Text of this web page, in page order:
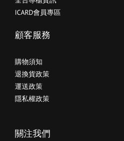
ICARD會員專區
顧客服務
購物須知
退換貨政策
運送政策
隱私權政策
關注我們